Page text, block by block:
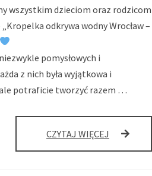
wszystkim dzieciom oraz rodzicom
odkrywa wodny Wrocław –
pomysłowych i
z nich była wyjątkowa i
potraficie tworzyć razem …
CZYTAJ WIĘCEJ